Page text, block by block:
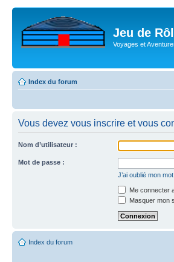
Jeu de
Voyages et
Index du forum
Vous devez vous inscrire et vous
Nom d’utilisateur :
Mot de passe :
J’ai oublié mon
Me connecter
Masquer mon
Index du forum